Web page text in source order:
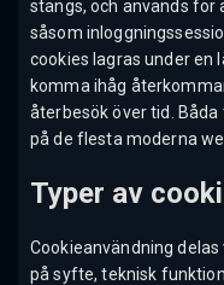
stängs, och används
såsom
cookies lagras under en
komma ihåg
återbesök över tid.
på de flesta moderna
Typer av
Cookieanvändning
på syfte, teknisk